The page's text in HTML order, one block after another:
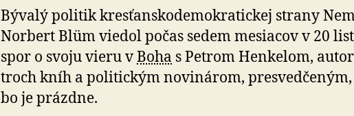
–
rozhovor
Petra
Henkela
s
Bývalý politik kresťanskodemokratickej strany
Norbert Blüm viedol počas sedem mesiacov v 20
spor o svoju vieru vBoha s Petrom Henkelom,
troch kníh a politickým novinárom,
bo je prázdne.